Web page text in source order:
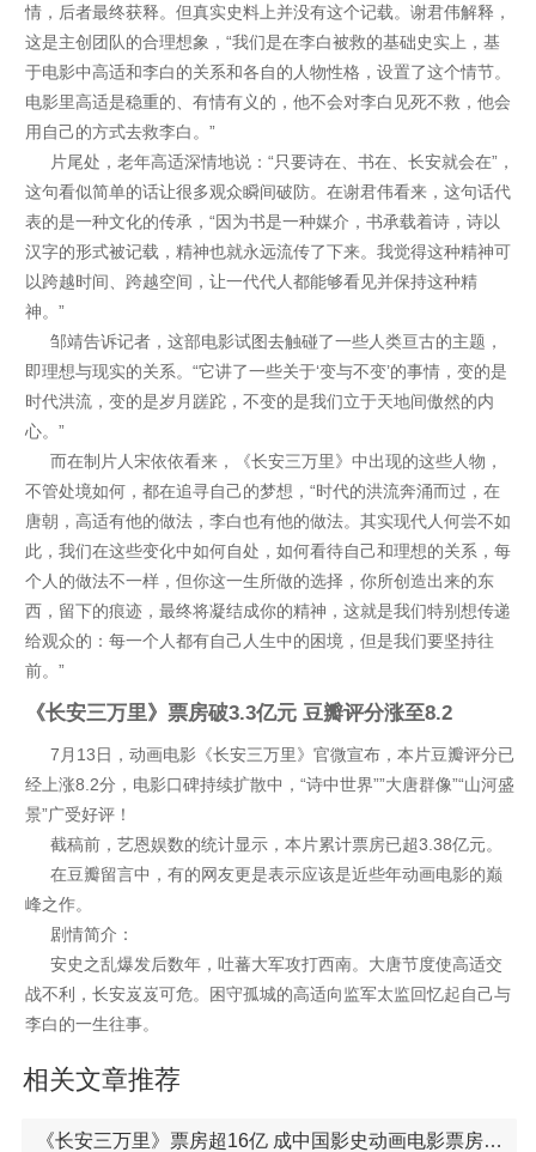
情，后者最终获释。但真实史料上并没有这个记载。谢君伟解释，
这是主创团队的合理想象，“我们是在李白被救的基础史实上，基
于电影中高适和李白的关系和各自的人物性格，设置了这个情节。
电影里高适是稳重的、有情有义的，他不会对李白见死不救，他会
用自己的方式去救李白。”
片尾处，老年高适深情地说：“只要诗在、书在、长安就会在”，
这句看似简单的话让很多观众瞬间破防。在谢君伟看来，这句话代
表的是一种文化的传承，“因为书是一种媒介，书承载着诗，诗以
汉字的形式被记载，精神也就永远流传了下来。我觉得这种精神可
以跨越时间、跨越空间，让一代代人都能够看见并保持这种精
神。”
邹靖告诉记者，这部电影试图去触碰了一些人类亘古的主题，
即理想与现实的关系。“它讲了一些关于‘变与不变’的事情，变的是
时代洪流，变的是岁月蹉跎，不变的是我们立于天地间傲然的内
心。”
而在制片人宋依依看来，《长安三万里》中出现的这些人物，
不管处境如何，都在追寻自己的梦想，“时代的洪流奔涌而过，在
唐朝，高适有他的做法，李白也有他的做法。其实现代人何尝不如
此，我们在这些变化中如何自处，如何看待自己和理想的关系，每
个人的做法不一样，但你这一生所做的选择，你所创造出来的东
西，留下的痕迹，最终将凝结成你的精神，这就是我们特别想传递
给观众的：每一个人都有自己人生中的困境，但是我们要坚持往
前。”
《长安三万里》票房破3.3亿元 豆瓣评分涨至8.2
7月13日，动画电影《长安三万里》官微宣布，本片豆瓣评分已
经上涨8.2分，电影口碑持续扩散中，“诗中世界””大唐群像”“山河盛
景”广受好评！
截稿前，艺恩娱数的统计显示，本片累计票房已超3.38亿元。
在豆瓣留言中，有的网友更是表示应该是近些年动画电影的巅
峰之作。
剧情简介：
安史之乱爆发后数年，吐蕃大军攻打西南。大唐节度使高适交
战不利，长安岌岌可危。困守孤城的高适向监军太监回忆起自己与
李白的一生往事。
相关文章推荐
《长安三万里》票房超16亿 成中国影史动画电影票房第二名《长安三万里》成中国影史动画电影票房TOP3